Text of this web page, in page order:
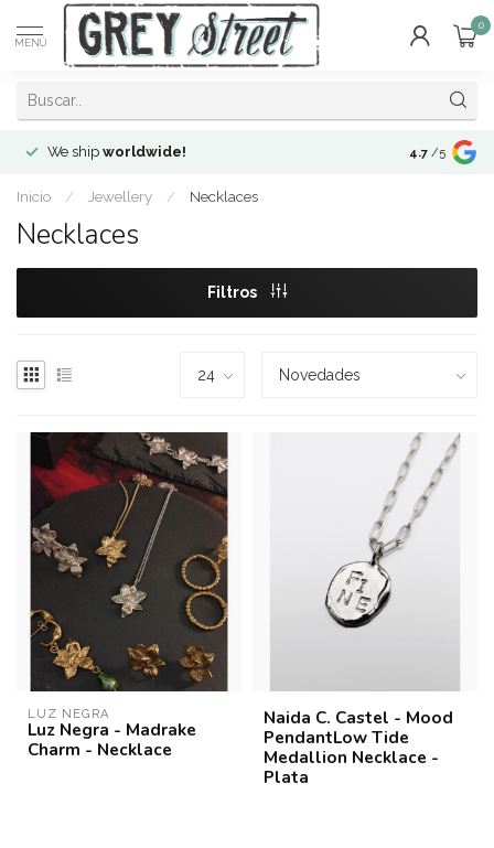
MENÚ
0
We ship worldwide! !Envíos a
4.7 /5
Inicio / Jewellery / Necklaces
Necklaces
Filtros
LUZ NEGRA
Luz Negra - Madrake
Charm - Necklace
Naida C. Castel - Mood
PendantLow Tide
Medallion Necklace -
Plata